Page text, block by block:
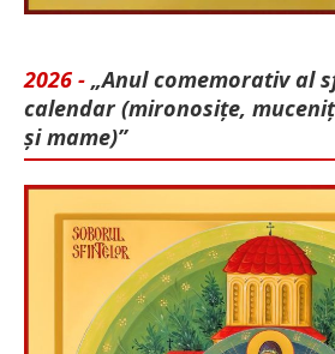
2026 - „Anul comemorativ al
calendar (mironosițe,
și mame)”